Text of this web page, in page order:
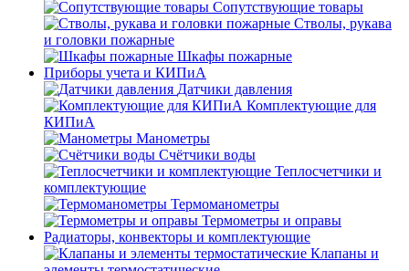
Сопутствующие товары
Стволы, рукава
и головки пожарные
Шкафы пожарные
Приборы учета и КИПиА
Датчики давления
Комплектующие для
КИПиА
Манометры
Счётчики воды
Теплосчетчики и
комплектующие
Термоманометры
Термометры и оправы
Радиаторы, конвекторы и комплектующие
Клапаны и